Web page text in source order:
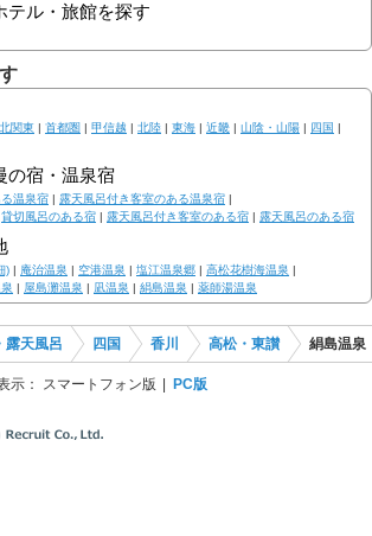
テル・旅館を探す
北関東 | 首都圏 | 甲信越 | 北陸 | 東海 | 近畿 | 山陰・山陽 | 四国 |
の宿・温泉宿
温泉宿 | 露天風呂付き客室のある温泉宿 |
貸切風呂のある宿 | 露天風呂付き客室のある宿 | 露天風呂のある宿
) | 庵治温泉 | 空港温泉 | 塩江温泉郷 | 高松花樹海温泉 |
| 屋島灘温泉 | 凪温泉 | 絹島温泉 | 薬師湯温泉
露天風呂 四国 香川 高松・東讃 絹島温泉
示： スマートフォン版 PC版